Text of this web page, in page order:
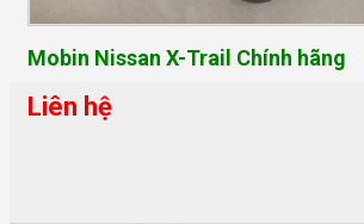
Mobin Nissan X-Trail Chính hãng
Liên hệ